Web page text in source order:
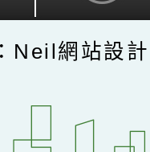
Neil網站設